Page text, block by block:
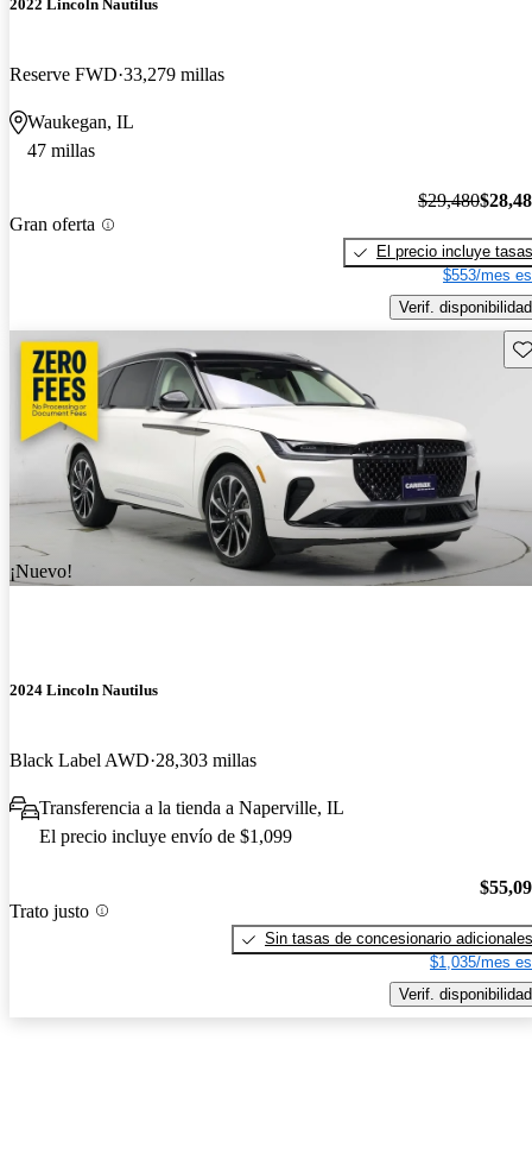
2022 Lincoln Nautilus
Reserve FWD 33,279 millas
Waukegan, IL
47 millas
Gran oferta
$29,480
El precio incluye tasas
$553/mes
Verif. disponibilidad
¡Nuevo!
2024 Lincoln Nautilus
Black Label AWD 28,303 millas
Transferencia a la tienda a Naperville, IL
El precio incluye envío de $1,099
Trato justo
Sin tasas de concesionario adicionales
$1,035/mes
Verif. disponibilidad